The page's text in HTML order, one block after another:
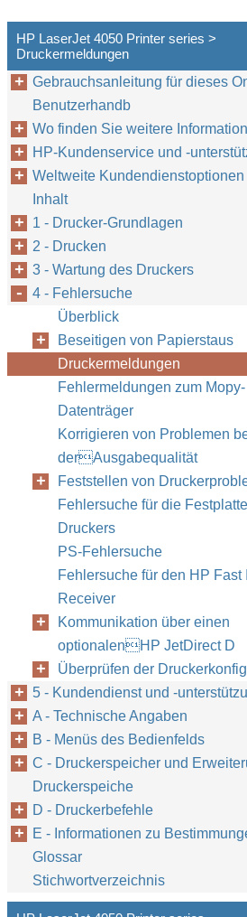
HP LaserJet 4050 Printer series >
Druckermeldungen
Gebrauchsanleitung für dieses
Benutzerhandb
Wo finden Sie weitere
HP-Kundenservice und -
Weltweite Kundendienstoptionen
Inhalt
1 - Drucker-Grundlagen
2 - Drucken
3 - Wartung des Druckers
4 - Fehlersuche
Überblick
Beseitigen von Papierstaus
Druckermeldungen
Fehlermeldungen zum Mopy-
Datenträger
Korrigieren von Problemen
derAusgabequalität
Feststellen von
Fehlersuche für die
Druckers
PS-Fehlersuche
Fehlersuche für den HP Fast
Receiver
Kommunikation über einen
optionalenHP JetDirect D
Überprüfen der
5 - Kundendienst und -
A - Technische Angaben
B - Menüs des Bedienfelds
C - Druckerspeicher und
Druckerspeiche
D - Druckerbefehle
E - Informationen zu
Glossar
Stichwortverzeichnis